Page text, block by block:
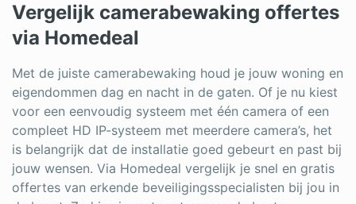
Vergelijk camerabewaking offertes
via Homedeal
Met de juiste camerabewaking houd je jouw woning en
eigendommen dag en nacht in de gaten. Of je nu kiest
voor een eenvoudig systeem met één camera of een
compleet HD IP-systeem met meerdere camera’s, het
is belangrijk dat de installatie goed gebeurt en past bij
jouw wensen. Via Homedeal vergelijk je snel en gratis
offertes van erkende beveiligingsspecialisten bij jou in